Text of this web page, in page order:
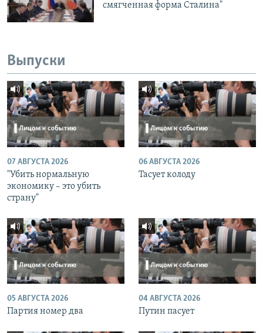
смягченная форма Сталина"
Выпуски
07 АВГУСТА 2026
"Убить нормальную
экономику – это убить
страну"
06 АВГУСТА 2026
Тасует колоду
05 АВГУСТА 2026
Партия номер два
04 АВГУСТА 2026
Путин пасует